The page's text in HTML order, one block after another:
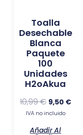
Toalla
Desechable
Blanca
Paquete
100
Unidades
H2oAkua
10,99€ 9,50 €
IVA no incluido
Añadir Al